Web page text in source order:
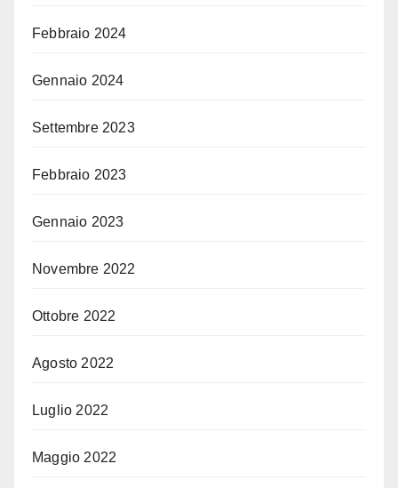
Febbraio 2024
Gennaio 2024
Settembre 2023
Febbraio 2023
Gennaio 2023
Novembre 2022
Ottobre 2022
Agosto 2022
Luglio 2022
Maggio 2022